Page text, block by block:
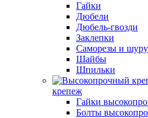
Гайки
Дюбели
Дюбель-гвозди
Заклепки
Саморезы и
Шайбы
Шпильки
крепеж
Гайки
Болты